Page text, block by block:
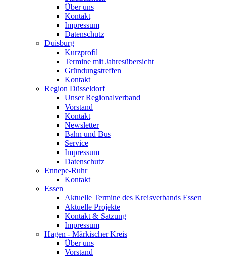
Über uns
Kontakt
Impressum
Datenschutz
Duisburg
Kurzprofil
Termine mit Jahresübersicht
Gründungstreffen
Kontakt
Region Düsseldorf
Unser Regionalverband
Vorstand
Kontakt
Newsletter
Bahn und Bus
Service
Impressum
Datenschutz
Ennepe-Ruhr
Kontakt
Essen
Aktuelle Termine des Kreisverbands Essen
Aktuelle Projekte
Kontakt & Satzung
Impressum
Hagen - Märkischer Kreis
Über uns
Vorstand